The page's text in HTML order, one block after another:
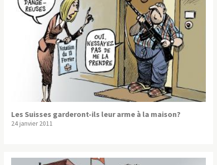
Les Suisses garderont-ils leur arme à la maison?
24 janvier 2011